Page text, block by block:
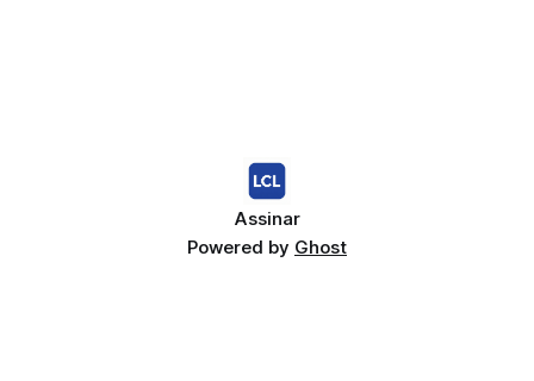
Assinar
Powered by Ghost